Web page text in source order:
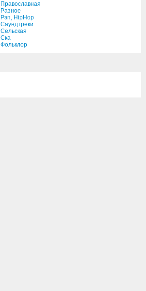
Православная
Разное
Рэп, HipHop
Саундтреки
Сельская
Ска
Фольклор